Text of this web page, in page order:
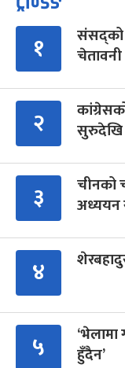
१
संसद्को
चेतावनी
२
सुरुदेखि
३
चीनको
४
५
हुँदैन’